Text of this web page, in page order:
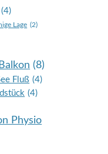
(4)
Lage (2)
(8)
Fluß (4)
(4)
Physio